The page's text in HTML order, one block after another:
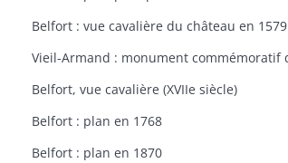
Belfort : vue cavalière du château en 1579
Belfort, vue cavalière (XVIIe siècle)
Belfort : plan en 1768
Belfort : plan en 1870